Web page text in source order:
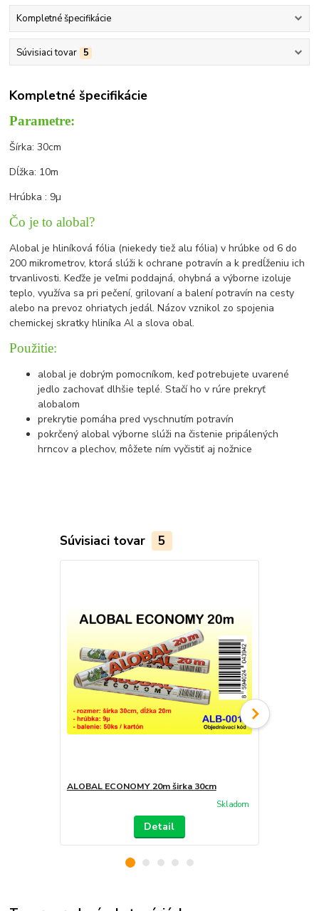
Kompletné špecifikácie
Súvisiaci tovar 5
Kompletné špecifikácie
Parametre:
Šírka: 30cm
Dĺžka: 10m
Hrúbka : 9µ
Čo je to alobal?
Alobal je hliníková fólia (niekedy tiež alu fólia) v hrúbke od 6 do
200 mikrometrov, ktorá slúži k ochrane potravín a k predĺženiu ich
trvanlivosti. Keďže je veľmi poddajná, ohybná a výborne izoluje
teplo, využíva sa pri pečení, grilovaní a balení potravín na cesty
alebo na prevoz ohriatych jedál. Názov vznikol zo spojenia
chemickej skratky hliníka Al a slova obal.
Použitie:
alobal je dobrým pomocníkom, keď potrebujete uvarené
jedlo zachovať dlhšie teplé. Stačí ho v rúre prekryť
alobalom
prekrytie pomáha pred vyschnutím potravín
pokrčený alobal výborne slúži na čistenie pripálených
hrncov a plechov, môžete ním vyčistiť aj nožnice
Súvisiaci tovar 5
ALOBAL ECONOMY 20m širka 30cm
Skladom
Detail